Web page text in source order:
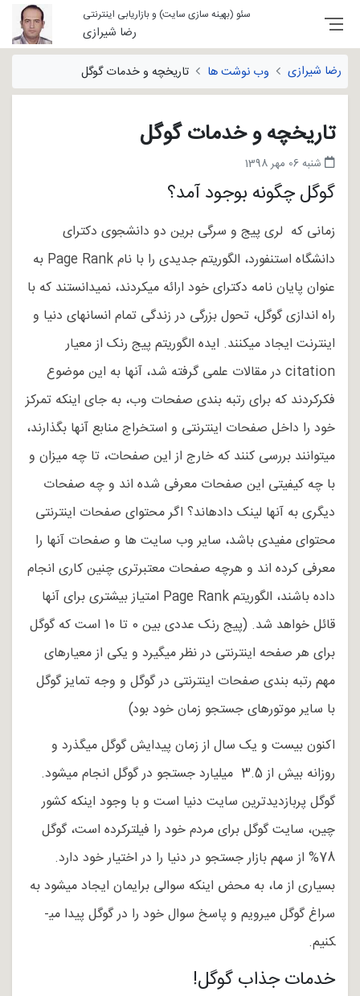
سئو (بهینه سازی سایت) و بازاریابی اینترنتی
رضا شیرازی
رضا شیرازی
وب نوشت ها تاریخچه و خدمات گوگل
تاریخچه و خدمات گوگل
شنبه 06 مهر 1398
گوگل چگونه بوجود آمد؟
زمانی که لری پیج و سرگی برین دو دانشجوی دکترای
دانشگاه استنفورد، الگوریتم جدیدی را با نام Page Rank به
عنوان پایان نامه دکترای خود ارائه می­کردند، نمی­دانستند که با
راه اندازی گوگل، تحول بزرگی در زندگی تمام انسانهای دنیا و
اینترنت ایجاد می­کنند. ایده الگوریتم پیج رنک از معیار
citation در مقالات علمی گرفته شد، آنها به این موضوع
فکرکردند که برای رتبه بندی صفحات وب، به جای اینکه تمرکز
خود را داخل صفحات اینترنتی و استخراج منابع آنها بگذارند،
می­توانند بررسی کنند که خارج از این صفحات، تا چه میزان و
با چه کیفیتی این صفحات معرفی شده اند و چه صفحات
دیگری به آنها لینک داده­اند؟ اگر محتوای صفحات اینترنتی
محتوای مفیدی باشد، سایر وب سایت ها و صفحات آنها را
معرفی کرده اند و هرچه صفحات معتبرتری چنین کاری انجام
داده باشند، الگوریتم Page Rank امتیاز بیشتری برای آنها
قائل خواهد شد. (پیج رنک عددی بین 0 تا 10 است که گوگل
برای هر صفحه اینترنتی در نظر می­گیرد و یکی از معیارهای
مهم رتبه بندی صفحات اینترنتی در گوگل و وجه تمایز گوگل
با سایر موتورهای جستجو زمان خود بود)
اکنون بیست و یک سال از زمان پیدایش گوگل می­گذرد و
روزانه بیش از 3.5 میلیارد جستجو در گوگل انجام می­شود.
گوگل پربازدیدترین سایت دنیا است و با وجود اینکه کشور
چین، سایت گوگل برای مردم خود را فیلترکرده است، گوگل
78% از سهم بازار جستجو در دنیا را در اختیار خود دارد.
بسیاری از ما، به محض اینکه سوالی برایمان ایجاد می­شود به
سراغ گوگل می­رویم و پاسخ سوال خود را در گوگل پیدا می­
کنیم.
خدمات جذاب گوگل!